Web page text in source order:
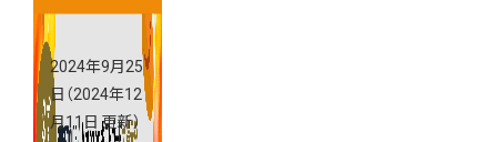
2024年9月25
日 （2024年12
月11日 更新）